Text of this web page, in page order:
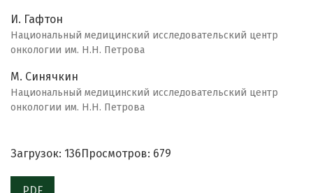
И. Гафтон
Национальный медицинский исследовательский центр
онкологии им. Н.Н. Петрова
М. Синячкин
Национальный медицинский исследовательский центр
онкологии им. Н.Н. Петрова
Загрузок: 136 Просмотров: 679